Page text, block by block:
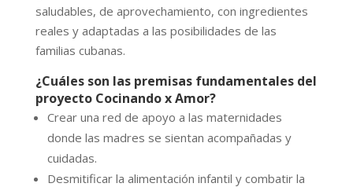
saludables, de aprovechamiento, con ingredientes
reales y adaptadas a las posibilidades de las
familias cubanas.
¿Cuáles son las premisas fundamentales del
proyecto Cocinando x Amor?
Crear una red de apoyo a las maternidades
donde las madres se sientan acompañadas y
cuidadas.
Desmitificar la alimentación infantil y combatir la